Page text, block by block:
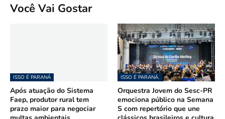
Você Vai Gostar
ISSO É PARANÁ
Após atuação do Sistema
Faep, produtor rural tem
prazo maior para negociar
ISSO É PARANÁ.
Orquestra Jovem do Sesc-PR
emociona público na Semana
S com repertório que une